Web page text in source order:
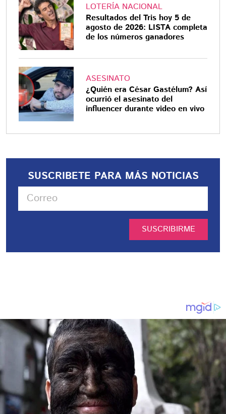
LOTERÍA NACIONAL
Resultados del Tris hoy 5 de
agosto de 2026: LISTA completa
de los números ganadores
ASESINATO
¿Quién era César Gastélum? Así
ocurrió el asesinato del
influencer durante video en vivo
SUSCRIBETE PARA MÁS NOTICIAS
SUSCRIBIRME